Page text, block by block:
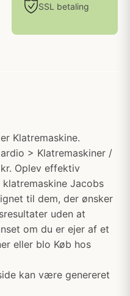
SSL betaling
Klatremaskine.
> Klatremaskiner /
kr. Oplev effektiv
Jacobs
til dem, der ønsker
uden at
om du er ejer af et
eller blo Køb hos
kan være genereret